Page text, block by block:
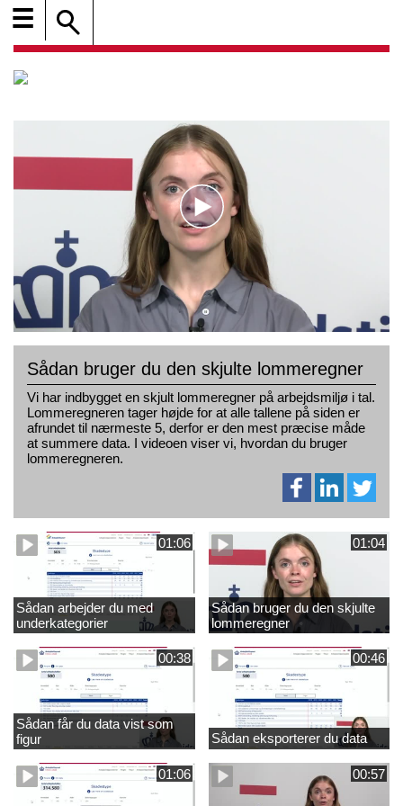
☰
Sådan bruger du den skjulte lommeregner
Vi har indbygget en skjult lommeregner på arbejdsmiljø i tal.
Lommeregneren tager højde for at alle tallene på siden er
afrundet til nærmeste 5, derfor er den mest præcise måde
at summere data. I videoen viser vi, hvordan du bruger
lommeregneren.
01:06
Sådan arbejder du med
underkategorier
01:04
Sådan bruger du den skjulte
lommeregner
00:38
Sådan får du data vist som
figur
00:46
Sådan eksporterer du data
01:06 00:57